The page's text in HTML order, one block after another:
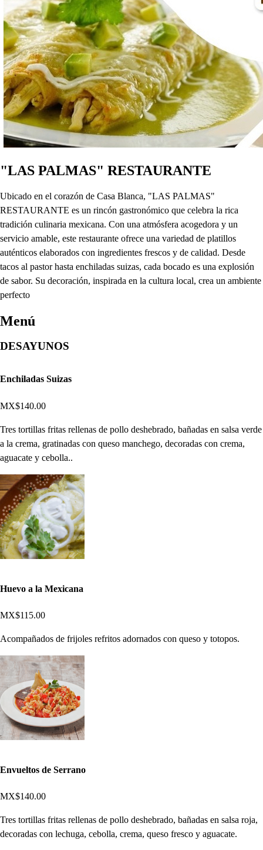
"LAS PALMAS" RESTAURANTE
Ubicado en el corazón de Casa Blanca, "LAS PALMAS"
RESTAURANTE es un rincón gastronómico que celebra la rica
tradición culinaria mexicana. Con una atmósfera acogedora y un
servicio amable, este restaurante ofrece una variedad de platillos
auténticos elaborados con ingredientes frescos y de calidad. Desde
tacos al pastor hasta enchiladas suizas, cada bocado es una explosión
de sabor. Su decoración, inspirada en la cultura local, crea un ambiente
perfecto
Menú
DESAYUNOS
Enchiladas Suizas
MX$140.00
Tres tortillas fritas rellenas de pollo deshebrado, bañadas en salsa verde
a la crema, gratinadas con queso manchego, decoradas con crema,
aguacate y cebolla..
Huevo a la Mexicana
MX$115.00
Acompañados de frijoles refritos adornados con queso y totopos.
Envueltos de Serrano
MX$140.00
Tres tortillas fritas rellenas de pollo deshebrado, bañadas en salsa roja,
decoradas con lechuga, cebolla, crema, queso fresco y aguacate.